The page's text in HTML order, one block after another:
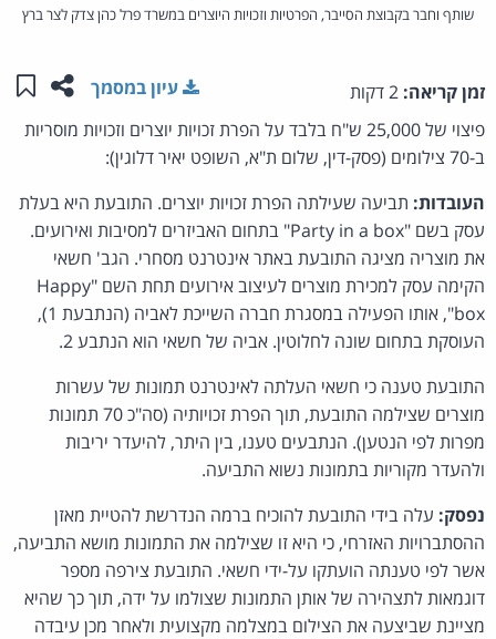
שותף וחבר בקבוצת הסייבר, הפרטיות וזכויות היוצרים במשרד פרל כהן צדק לצר ברץ
זמן קריאה: שתפו
עיון במסמך
פיצוי של 25,000 ש"ח בלבד על הפרת זכויות יוצרים וזכויות מוסריות
ב-70 צילומים (פסק-דין, שלום ת"א, השופט יאיר דלוגין):
העובדות: תביעה שעילתה הפרת זכויות יוצרים. התובעת היא בעלת
עסק בשם "Party in a box" בתחום האביזרים למסיבות ואירועים.
את מוצריה מציגה התובעת באתר אינטרנט מסחרי. הגב' חשאי
הקימה עסק למכירת מוצרים לעיצוב אירועים תחת השם "Happy
box", אותו הפעילה במסגרת חברה השייכת לאביה (הנתבעת 1),
העוסקת בתחום שונה לחלוטין. אביה של חשאי הוא הנתבע 2.
התובעת טענה כי חשאי העלתה לאינטרנט תמונות של עשרות
מוצרים שצילמה התובעת, תוך הפרת זכויותיה (סה"כ 70 תמונות
מפרות לפי הנטען). הנתבעים טענו, בין היתר, להיעדר יריבות
ולהעדר מקוריות בתמונות נשוא התביעה.
נפסק: עלה בידי התובעת להוכיח ברמה הנדרשת להטיית מאזן
ההסתברויות האזרחי, כי היא זו שצילמה את התמונות מושא התביעה,
אשר לפי טענתה הועתקו על-ידי חשאי. התובעת צירפה מספר
דוגמאות לתצהירה של אותן התמונות שצולמו על ידה, תוך כך שהיא
מציינת שביצעה את הצילום במצלמה מקצועית ולאחר מכן עיבדה